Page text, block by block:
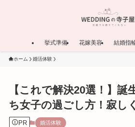
挙式準備 花嫁美容 結婚指
ホーム 婚活体験
【これで解決20選！】誕
ち女子の過ごし方！寂し
PR 婚活体験